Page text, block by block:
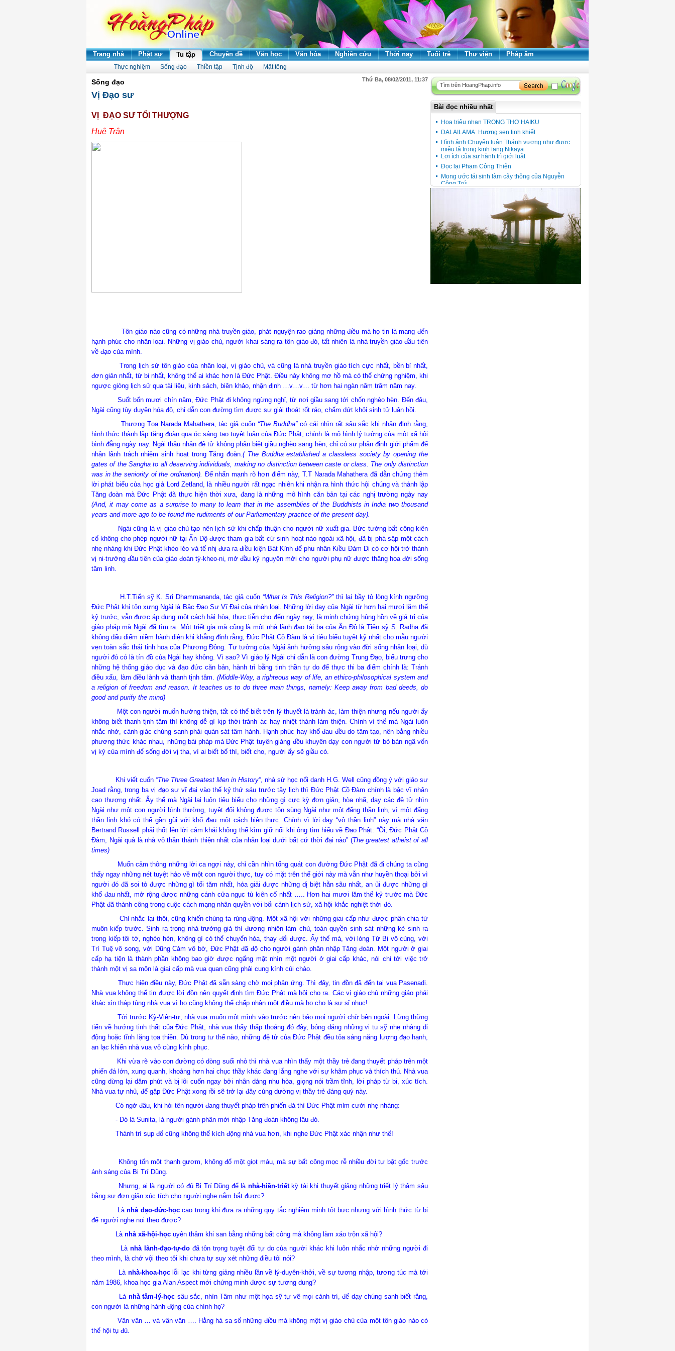
Trang nhà Phật sự Tu tập Chuyên đề Văn học Văn hóa Nghiên cứu Thời nay Tuổi trẻ Thư viện Pháp âm
Thực nghiệm Sống đạo Thiền tập Tịnh độ Mật tông
Sống đạo Thứ Ba, 08/02/2011, 11:37
Vị Đạo sư
VỊ ĐẠO SƯ TỐI THƯỢNG
Huệ Trân
Tôn giáo nào cũng có những nhà truyền giáo, phát nguyện rao giảng những điều mà họ tin là mang đến
hạnh phúc cho nhân loại. Những vị giáo chủ, người khai sáng ra tôn giáo đó, tất nhiên là nhà truyền giáo đầu tiên
về đạo của mình.
Trong lịch sử tôn giáo của nhân loại, vị giáo chủ, và cũng là nhà truyền giáo tích cực nhất, bền bỉ nhất,
đơn giản nhất, từ bi nhất, không thể ai khác hơn là Đức Phật. Điều này không mơ hồ mà có thể chứng nghiệm, khi
ngược giòng lịch sử qua tài liệu, kinh sách, biên khảo, nhận định …v…v… từ hơn hai ngàn năm trăm năm nay.
Suốt bốn mươi chín năm,Đức Phậtđi không ngừng nghỉ, từ nơi giầu sang tới chốn nghèo hèn. Đến đâu,
Ngài cũng tùy duyên hóa độ, chỉ dẫn con đường tìm được sự giải thoát rốt ráo, chấm dứt khỏi sinh tử luân hồi.
Thượng Tọa Narada Mahathera, tác giả cuốn “The Buddha”có cái nhìn rất sâu sắc khi nhận định rằng,
hình thức thành lập tăng đoàn qua óc sáng tạo tuyệt luân của Đức Phật, chính là mô hình lý tưởng của một xã hội
bình đẳng ngày nay. Ngài thâu nhận đệ tử không phân biệt giầu nghèo sang hèn, chỉ có sự phân định giới phẩm để
nhận lãnh trách nhiệm sinh hoạt trong Tăng đoàn.( The Buddha established a classless society by opening the
gates of the Sangha to all deserving individuals, making no distinction between caste or class. The only distinction
was in the seniority of the ordination). Để nhấn mạnh rõ hơn điểm này, T.T Narada Mahathera đã dẫn chứng thêm
lời phát biểu của học giả Lord Zetland, là nhiều người rất ngạc nhiên khi nhận ra hình thức hội chúng và thành lập
Tăng đoàn mà Đức Phật đã thực hiện thời xưa, đang là những mô hình căn bản tại các nghị trường ngày nay
(And, it may come as a surprise to many to learn that in the assemblies of the Buddhists in India two thousand
years and more ago to be found the rudiments of our Parliamentary practice of the present day).
Ngài cũng là vị giáo chủ tạo nên lịch sử khi chấp thuận cho người nữ xuất gia. Bức tường bất công kiên
cố không cho phép người nữ tại Ấn Độ được tham gia bất cừ sinh hoạt nào ngoài xã hội, đã bị phá sập một cách
nhẹ nhàng khi Đức Phật khéo léo và tế nhị đưa ra điều kiện Bát Kỉnh để phu nhân Kiều Đàm Di có cơ hội trở thành
vị ni-trưởng đầu tiên của giáo đoàn tỳ-kheo-ni, mở đầu kỷ nguyên mới cho người phụ nữ được thăng hoa đời sống
tâm linh.
H.T.Tiến sỹ K. Sri Dhammananda, tác giả cuốn “What Is This Religion?”thì lại bầy tỏ lòng kính ngưỡng
Đức Phật khi tôn xưng Ngài là Bậc Đạo Sư Vĩ Đại của nhân loại. Những lời dạy của Ngài từ hơn hai mươi lăm thế
kỷ trước, vẫn được áp dụng một cách hài hòa, thực tiễn cho đến ngày nay, là minh chứng hùng hồn về giá trị của
giáo pháp mà Ngài đã tìm ra. Một triết gia mà cũng là một nhà lãnh đạo tài ba của Ấn Độ là Tiến sỹ S. Radha đã
không dấu diếm niềm hãnh diện khi khẳng định rằng, Đức Phật Cồ Đàm là vị tiêu biểu tuyệt kỷ nhất cho mẫu người
vẹn toàn sắc thái tinh hoa của Phương Đông. Tư tưởng của Ngài ảnh hưởng sâu rộng vào đời sống nhân loại, dù
người đó có là tín đồ của Ngài hay không. Vì sao? Vì giáo lý Ngài chỉ dẫn là con đường Trung Đạo, biểu trưng cho
những hệ thống giáo dục và đạo đức căn bản, hành trì bằng tinh thần tự do để thực thi ba điểm chính là: Tránh
điều xấu, làm điều lành và thanh tịnh tâm. (Middle-Way, a righteous way of life, an ethico-philosophical system and
a religion of freedom and reason. It teaches us to do three main things, namely: Keep away from bad deeds, do
good and purify the mind)
Một con người muốn hướng thiện, tất có thể biết trên lý thuyết là tránh ác, làm thiện nhưng nếu người ấy
không biết thanh tịnh tâm thì không dễ gì kịp thời tránh ác hay nhiệt thành làm thiện. Chính vì thế mà Ngài luôn
nhắc nhở, cảnh giác chúng sanh phải quán sát tâm hành. Hạnh phúc hay khổ đau đều do tâm tạo, nên bằng nhiều
phương thức khác nhau, những bài pháp mà Đức Phật tuyên giảng đều khuyên dạy con người từ bỏ bản ngã vốn
vị kỷ của mình để sống đời vị tha, vì ai biết bố thí, biết cho, người ấy sẽ giầu có.
Khi viết cuốn “The Three Greatest Men in History”, nhà sử học nổi danh H.G. Well cũng đồng ý với giáo sư
Joad rằng, trong ba vị đạo sư vĩ đại vào thế kỷ thứ sáu trước tây lịch thì Đức Phật Cồ Đàm chính là bậc vĩ nhân
cao thượng nhất. Ấy thế mà Ngài lại luôn tiêu biểu cho những gì cực kỳ đơn giản, hòa nhã, dạy các đệ tử nhìn
Ngài như một con người bình thường, tuyệt đối không được tôn sùng Ngài như một đấng thần linh, vì một đấng
thần linh khó có thể gần gũi với khổ đau một cách hiện thực. Chính vì lời dạy “vô thần linh” này mà nhà văn
Bertrand Russell phải thốt lên lời cảm khái không thể kìm giữ nổi khi ông tìm hiểu về Đạo Phật: “Ôi, Đức Phật Cồ
Đàm, Ngài quả là nhà vô thần thánh thiện nhất của nhân loại dưới bất cứ thời đại nào” (The greatest atheist of all
times)
Muốn cảm thông những lời ca ngợi này, chỉ cần nhìn tổng quát con đường Đức Phật đã đi chúng ta cũng
thấy ngay những nét tuyệt hảo về một con người thực, tuy có mặt trên thế giới này mà vẫn như huyền thoại bởi vì
người đó đã soi tỏ được những gì tối tăm nhất, hóa giải được những dị biệt hằn sâu nhất, an ủi được những gì
khổ đau nhất, mở rộng được những cánh cửa ngục tù kiên cố nhất ….. Hơn hai mươi lăm thế kỷ trước mà Đức
Phật đã thành công trong cuộc cách mạng nhân quyền với bối cảnh lịch sử, xã hội khắc nghiệt thời đó.
Chỉ nhắc lại thôi, cũng khiến chúng ta rúng động. Một xã hội với những giai cấp như được phân chia từ
muôn kiếp trước. Sinh ra trong nhà trưởng giả thì đương nhiên làm chủ, toàn quyền sinh sát những kẻ sinh ra
trong kiếp tôi tớ, nghèo hèn, không gì có thể chuyển hóa, thay đổi được. Ấy thế mà, với lòng Từ Bi vô cùng, với
Trí Tuệ vô song, với Dũng Cảm vô bờ, Đức Phật đã độ cho người gánh phân nhập Tăng đoàn. Một người ở giai
cấp hạ tiện là thành phần không bao giờ được ngẩng mặt nhìn một người ở giai cấp khác, nói chi tới việc trở
thành một vị sa môn là giai cấp mà vua quan cũng phải cung kính cúi chào.
Thực hiện điều này, Đức Phật đã sẵn sàng chờ mọi phản ứng. Thì đây, tin đồn đã đến tai vua Pasenadi.
Nhà vua không thể tin được lời đồn nên quyết định tìm Đức Phật mà hỏi cho ra. Các vị giáo chủ những giáo phái
khác xin tháp tùng nhà vua vì họ cũng không thể chấp nhận một điều mà họ cho là sự sỉ nhục!
Tới trước Kỳ-Viên-tự,nhà vua muốn một mình vào trước nên bảo mọi người chờ bên ngoài. Lững thững
tiến về hướng tịnh thất của Đức Phật, nhà vua thấy thấp thoáng đó đây, bóng dáng những vị tu sỹ nhẹ nhàng di
động hoặc tĩnh lặng tọa thiền. Dù trong tư thế nào, những đệ tử của Đức Phật đều tỏa sáng năng lượng đạo hạnh,
an lạc khiến nhà vua vô cùng kính phục.
Khi vừa rẽ vào con đường có dòng suối nhỏ thì nhà vua nhìn thấy một thầy trẻ đang thuyết pháp trên một
phiến đá lớn, xung quanh, khoảng hơn hai chục thầy khác đang lắng nghe với sự khâm phục và thích thú. Nhà vua
cũng dừng lại dăm phút và bị lôi cuốn ngay bởi nhân dáng nhu hòa, giọng nói trầm tĩnh, lời pháp từ bi, xúc tích.
Nhà vua tự nhủ, để gặp Đức Phật xong rồi sẽ trở lại đây cúng dường vị thầy trẻ đáng quý này.
Có ngờ đâu, khi hỏi tên người đang thuyết pháp trên phiến đá thì Đức Phật mỉm cười nhẹ nhàng:
- Đó là Sunita, là người gánh phân mới nhập Tăng đoàn không lâu đó.
Thành trì sụp đổ cũng không thể kích động nhà vua hơn, khi nghe Đức Phật xác nhận như thế!
Không tốn một thanh gươm, không đổ một giọt máu, mà sự bất công mọc rễ nhiều đời tự bật gốc trước
ánh sáng của Bi Trí Dũng.
Nhưng, ai là người có đủ Bi Trí Dũng để là nhà-hiền-triếtkỳ tài khi thuyết giảng những triết lý thâm sâu
bằng sự đơn giản xúc tích cho người nghe nắm bắt được?
Lànhà đạo-đức-họccao trọng khi đưa ra những quy tắc nghiêm minh tột bực nhưng với hình thức từ bi
để người nghe noi theo được?
Là nhà xã-hội-học uyên thâm khi san bằng những bất công mà không làm xáo trộn xã hội?
Là nhà lãnh-đạo-tự-dođã tôn trọng tuyệt đối tự do của người khác khi luôn nhắc nhở những người đi
theo mình, là chớ vội theo tôi khi chưa tự suy xét những điều tôi nói?
Là nhà-khoa-họclỗi lạc khi từng giảng nhiều lần về lý-duyên-khởi, về sự tương nhập, tương túc mà tới
năm 1986, khoa học gia Alan Aspect mới chứng minh được sự tương dung?
Là nhà tâm-lý-học sâu sắc, nhìn Tâm như một họa sỹ tự vẽ mọi cảnh trí, để dạy chúng sanh biết rằng,
con người là những hành động của chính họ?
Vân vân … và vân vân …. Hằng hà sa số những điều mà không một vị giáo chủ của một tôn giáo nào có
thể hội tụ đủ.
Bài đọc nhiều nhất
Hoa triêu nhan TRONG THƠ HAIKU
DALAILAMA: Hương sen tinh khiết
Hình ảnh Chuyển luân Thánh vương như được
miêu tả trong kinh tạng Nikāya
Lợi ích của sự hành trì giới luật
Đọc lại Phạm Công Thiện
Mong ước tái sinh làm cây thông của Nguyễn
Công Trứ
Cầu ngói Thanh Toàn - Nét đẹp kiến trúc giữa